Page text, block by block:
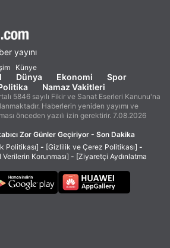
yayını
Künye
Dünya Ekonomi
Spor
Namaz Vakitleri
5846 sayılı Fikir ve Sanat Eserleri Kanunu'na
Haberlerin yeniden yayımı ve
önceden yazılı izin gerektirir. 7.08.2026
Zor Günler Geçiriyor - Son Dakika
Politikası] - [Gizlilik ve Çerez Politikası] -
Verilerin Korunması] - [Ziyaretçi Aydınlatma